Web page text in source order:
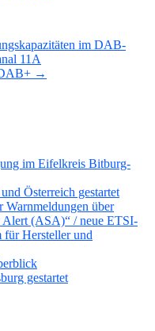
im DAB-
11A
DAB+ →
im Eifelkreis Bitburg-
Österreich gestartet
über
(ASA)“ / neue ETSI-
Hersteller und
gestartet